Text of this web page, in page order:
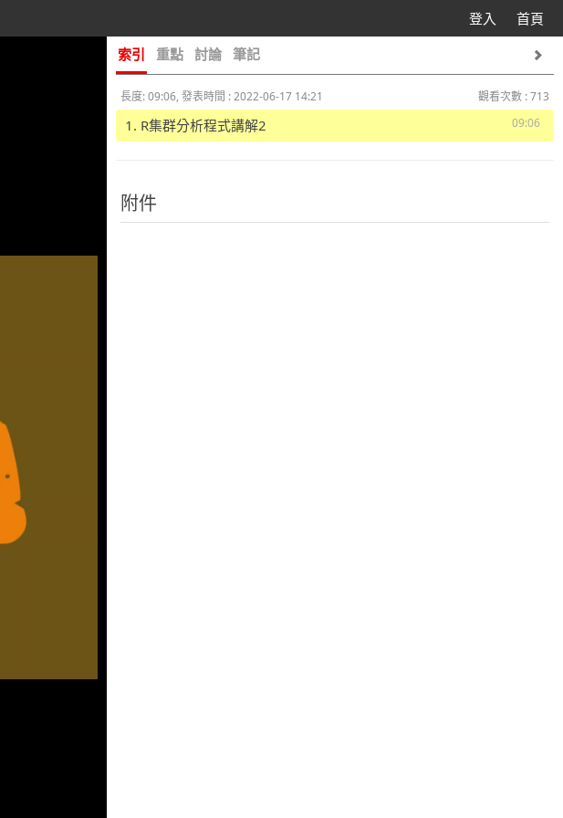
登入 首頁
索引 重點 討論 筆記
長度: 09:06, 發表時間 : 2022-06-17 14:21
觀看次數 : 713
09:06
1. R集群分析程式講解2
附件